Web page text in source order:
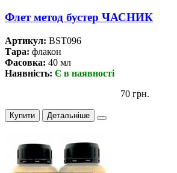
Флет метод бустер ЧАСНИК
Артикул: BST096
Тара: флакон
Фасовка: 40 мл
Наявність: Є в наявності
70 грн.
Купити Детальніше